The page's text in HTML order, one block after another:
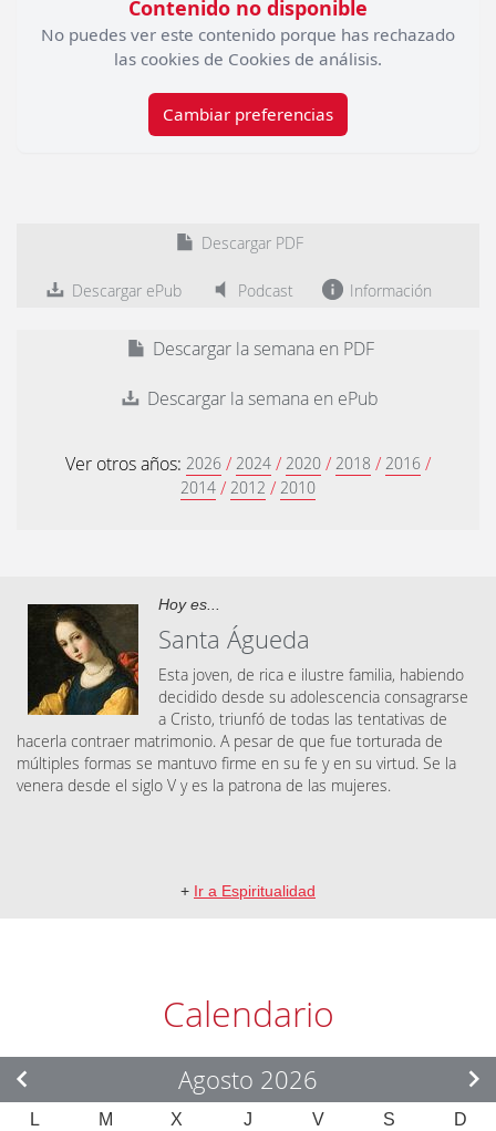
Contenido no disponible
No puedes ver este contenido porque has rechazado
las cookies de Cookies de análisis.
Cambiar preferencias
Descargar PDF
Descargar ePub Podcast Información
Descargar la semana en PDF
Descargar la semana en ePub
Ver otros años: 2026 / 2024 / 2020 / 2018 / 2016 /
2014 / 2012 / 2010
Hoy es...
Santa Águeda
Esta joven, de rica e ilustre familia, habiendo
decidido desde su adolescencia consagrarse
a Cristo, triunfó de todas las tentativas de
hacerla contraer matrimonio. A pesar de que fue torturada de
múltiples formas se mantuvo firme en su fe y en su virtud. Se la
venera desde el siglo V y es la patrona de las mujeres.
+ Ir a Espiritualidad
Calendario
Agosto 2026
L M X J V S D